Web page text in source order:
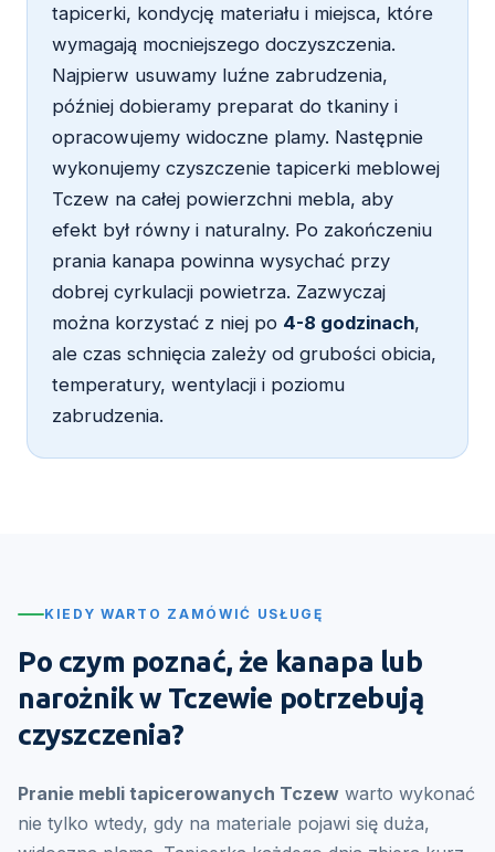
tapicerki, kondycję materiału i miejsca, które
wymagają mocniejszego doczyszczenia.
Najpierw usuwamy luźne zabrudzenia,
później dobieramy preparat do tkaniny i
opracowujemy widoczne plamy. Następnie
wykonujemy czyszczenie tapicerki meblowej
Tczew na całej powierzchni mebla, aby
efekt był równy i naturalny. Po zakończeniu
prania kanapa powinna wysychać przy
dobrej cyrkulacji powietrza. Zazwyczaj
można korzystać z niej po 4-8 godzinach,
ale czas schnięcia zależy od grubości obicia,
temperatury, wentylacji i poziomu
zabrudzenia.
KIEDY WARTO ZAMÓWIĆ USŁUGĘ
Po czym poznać, że kanapa lub
narożnik w Tczewie potrzebują
czyszczenia?
Pranie mebli tapicerowanych Tczew warto wykonać
nie tylko wtedy, gdy na materiale pojawi się duża,